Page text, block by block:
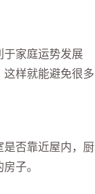
于家庭运势发展
样就能避免很多
是否靠近屋内，厨
子。